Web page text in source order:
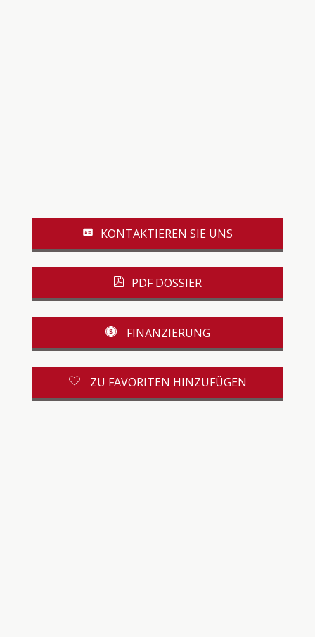
KONTAKTIEREN SIE UNS
PDF DOSSIER
FINANZIERUNG
ZU FAVORITEN HINZUFÜGEN